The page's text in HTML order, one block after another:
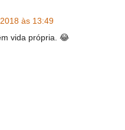
às 13:49
vida própria. 😂